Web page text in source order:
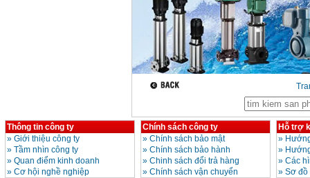
Thông tin công ty
» Giới thiệu công ty
» Tầm nhìn công ty
» Quan điểm kinh doanh
» Cơ hội nghề nghiệp
Chính sách công ty
» Chính sách bảo mật
» Chính sách bảo hành
» Chinh sách đổi trả hàng
» Chính sách vận chuyển
Hỗ trợ
»
»
» Các
» Sơ